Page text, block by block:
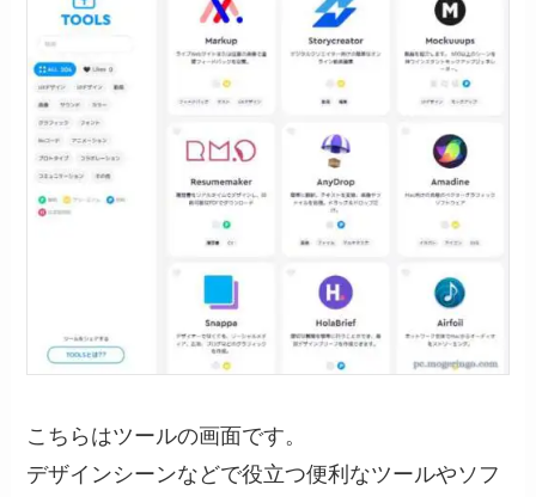
こちらはツールの画面です。
デザインシーンなどで役立つ便利なツールやソフ